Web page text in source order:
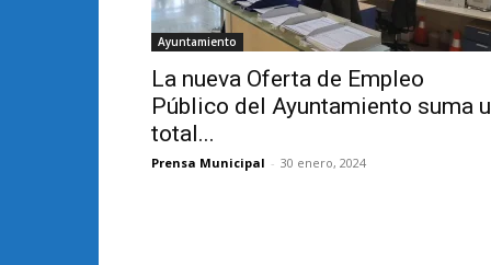
Ayuntamiento
La nueva Oferta de Empleo
Público del Ayuntamiento suma
total...
Prensa Municipal - 30 enero, 2024